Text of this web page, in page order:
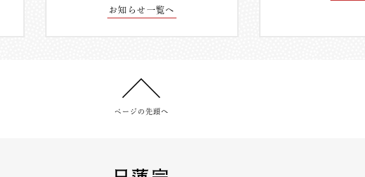
お知らせ一覧へ
ページの先頭へ